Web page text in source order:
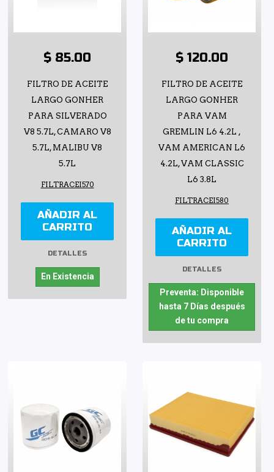
$ 85.00
FILTRO DE ACEITE
LARGO GONHER
PARA SILVERADO
V8 5.7L, CAMARO V8
5.7L, MALIBU V8
5.7L
FILTRACEI570
AÑADIR AL
CARRITO
DETALLES
En Existencia
$ 120.00
FILTRO DE ACEITE
LARGO GONHER
PARA VAM
GREMLIN L6 4.2L ,
VAM AMERICAN L6
4.2L, VAM CLASSIC
L6 3.8L
FILTRACEI580
AÑADIR AL
CARRITO
DETALLES
Preventa: Disponible
hasta 7 Días después
de tu compra